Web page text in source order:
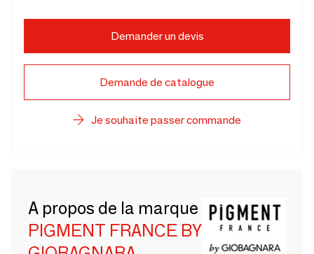
Demander un devis
Demande de catalogue
Je souhaite passer commande
A propos de la marque
PIGMENT FRANCE BY